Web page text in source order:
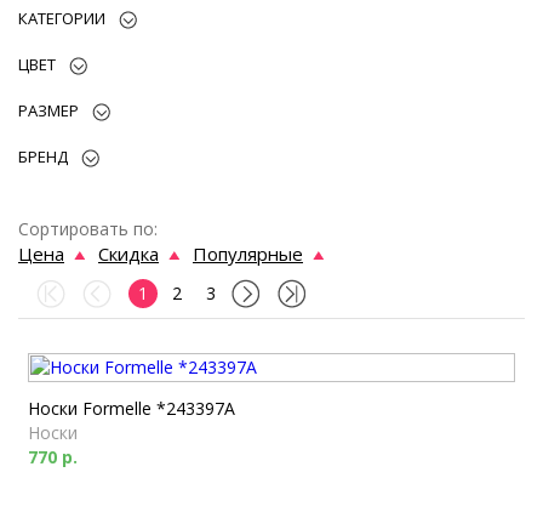
КАТЕГОРИИ
ЦВЕТ
РАЗМЕР
БРЕНД
Сортировать по:
Цена Скидка Популярные
1 2 3
Носки Formelle *243397A
Носки
770 р.